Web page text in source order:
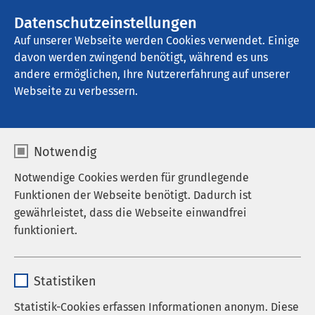
Datenschutzeinstellungen
Auf unserer Webseite werden Cookies verwendet. Einige
davon werden zwingend benötigt, während es uns
andere ermöglichen, Ihre Nutzererfahrung auf unserer
Webseite zu verbessern.
Notwendig
Notwendige Cookies werden für grundlegende
Funktionen der Webseite benötigt. Dadurch ist
gewährleistet, dass die Webseite einwandfrei
funktioniert.
Anbieter sgalinski
Statistiken
Statistik-Cookies erfassen Informationen anonym. Diese
AMEOS Poliklinikum Leinebergland
Operationen
Operationen in Lokalanästhesie
von Hautveränderungen, Leberflecken, Atheromen,
Lipomen oder die Versorgung von Wunden, aber
bei schnellenden Fingern werden in örtlicher